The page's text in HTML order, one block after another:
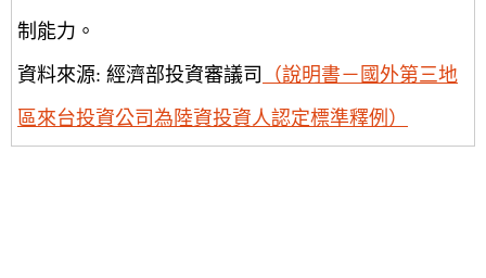
制能力。
資料來源: 經濟部投資審議司
（說明書－國外第三地
區來台投資公司為陸資投資人認定標準釋例）